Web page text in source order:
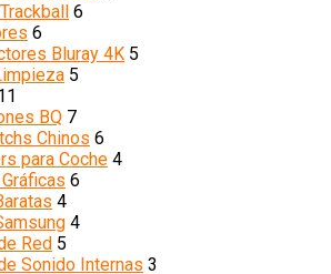
6
6
Bluray 4K 5
5
BQ 7
Chinos 6
para Coche 4
6
4
4
Red 5
Sonido Internas 3